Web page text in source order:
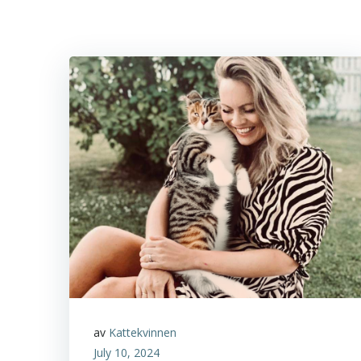
av Kattekvinnen
July 10, 2024